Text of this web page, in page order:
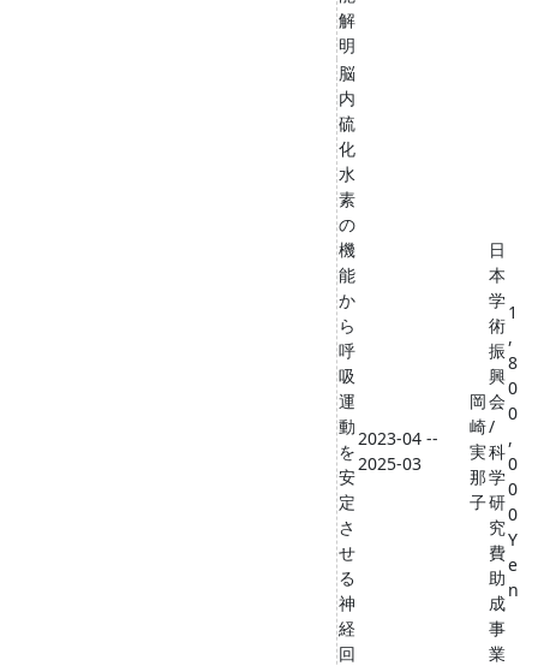
解
明
脳
内
硫
化
水
素
の
機
能
か
ら
呼
吸
運
動
を
安
定
さ
せ
る
神
経
回
2023-04 --
2025-03
岡
崎
実
那
子
日
本
学
術
振
興
会
/
科
学
研
究
費
助
成
事
業
1
,
8
0
0
,
0
0
0
Y
e
n